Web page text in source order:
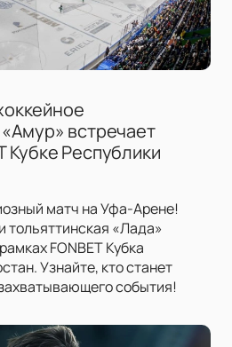
встречает
Кубке Республики
матч на Уфа-Арене!
тольяттинская «Лада»
FONBET Кубка
Узнайте, кто станет
события!